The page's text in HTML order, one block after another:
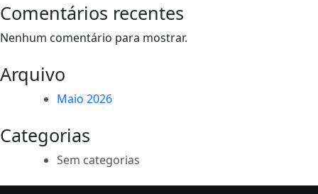
Comentários recentes
Nenhum comentário para mostrar.
Arquivo
Maio 2026
Categorias
Sem categorias